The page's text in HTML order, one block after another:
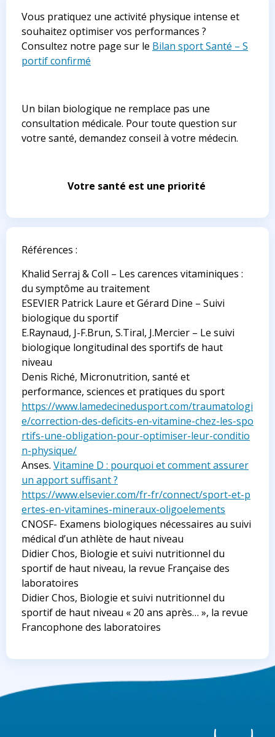
Vous pratiquez une activité physique intense et
souhaitez optimiser vos performances ?
Consultez notre page sur le Bilan sport Santé – S
portif confirmé
Un bilan biologique ne remplace pas une
consultation médicale. Pour toute question sur
votre santé, demandez conseil à votre médecin.
Votre santé est une priorité
Références :
Khalid Serraj & Coll – Les carences vitaminiques :
du symptôme au traitement
ESEVIER Patrick Laure et Gérard Dine – Suivi
biologique du sportif
E.Raynaud, J-F.Brun, S.Tiral, J.Mercier – Le suivi
biologique longitudinal des sportifs de haut
niveau
Denis Riché, Micronutrition, santé et
performance, sciences et pratiques du sport
https://www.lamedecinedusport.com/traumatologi
e/correction-des-deficits-en-vitamine-chez-les-spo
rtifs-une-obligation-pour-optimiser-leur-conditio
n-physique/
Anses. Vitamine D : pourquoi et comment assurer
un apport suffisant ?
https://www.elsevier.com/fr-fr/connect/sport-et-p
ertes-en-vitamines-mineraux-oligoelements
CNOSF- Examens biologiques nécessaires au suivi
médical d’un athlète de haut niveau
Didier Chos, Biologie et suivi nutritionnel du
sportif de haut niveau, la revue Française des
laboratoires
Didier Chos, Biologie et suivi nutritionnel du
sportif de haut niveau « 20 ans après… », la revue
Francophone des laboratoires